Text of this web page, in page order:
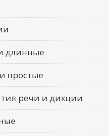
длинные
простые
речи и дикции